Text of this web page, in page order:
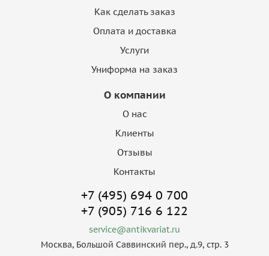
Как сделать заказ
Оплата и доставка
Услуги
Униформа на заказ
О компании
О нас
Клиенты
Отзывы
Контакты
+7 (495) 694 0 700
+7 (905) 716 6 122
service@antikvariat.ru
Москва, Большой Саввинский пер., д.9, стр. 3